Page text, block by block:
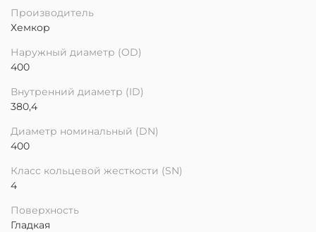
Производитель
Хемкор
Наружный диаметр (OD)
400
Внутренний диаметр (ID)
380,4
Диаметр номинальный (DN)
400
Класс кольцевой жесткости (SN)
4
Поверхность
Гладкая